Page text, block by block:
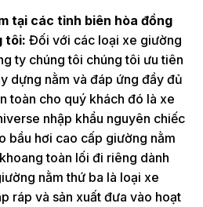
tại các tỉnh biên hòa đồng
tôi: Đối với các loại xe giường
ty chúng tôi chúng tôi ưu tiên
dựng nằm và đáp ứng đầy đủ
toàn cho quý khách đó là xe
nhập khẩu nguyên chiếc
bầu hơi cao cấp giường nằm
toàn lối đi riêng dành
nằm thứ ba là loại xe
ráp và sản xuất đưa vào hoạt